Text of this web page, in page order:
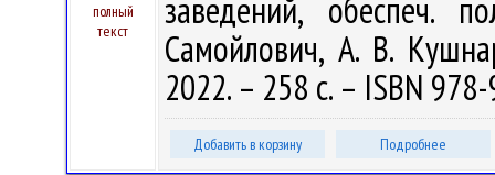
полный
текст
заведений, обеспеч.
Самойлович, А. В.
2022. – 258 с. – ISBN
Добавить в корзину Подробнее